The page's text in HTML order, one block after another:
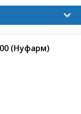
(Нуфарм)